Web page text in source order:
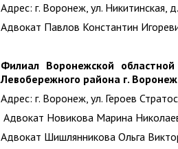
Адрес: г. Воронеж, ул. Никитинская,
Адвокат Павлов Константин
Филиал Воронежской областной
Левобережного района г.
Адрес: г. Воронеж, ул. Героев
Адвокат Новикова Марина
Адвокат Шишлянникова Ольга